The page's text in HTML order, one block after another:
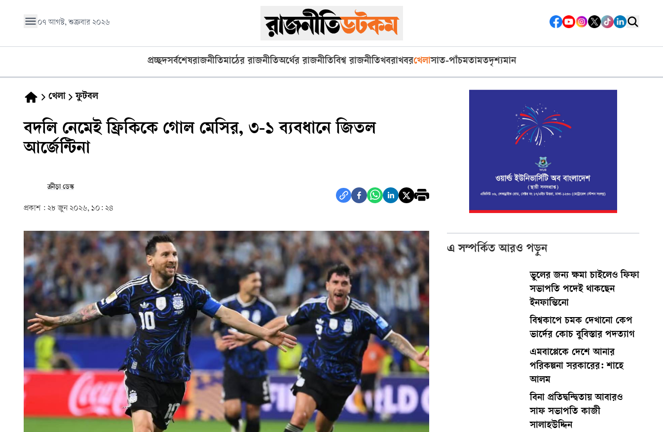
০৭ আগস্ট, শুক্রবার ২০২৬
প্রচ্ছদসর্বশেষরাজনীতিমাঠের রাজনীতিঅর্থের রাজনীতিবিশ্ব রাজনীতিখবরাখবরখেলাসাত-পাঁচমতামতদৃশ্যমান
খেলা ফুটবল
বদলি নেমেই ফ্রিকিকে গোল মেসির, ৩-১ ব্যবধানে জিতল
আর্জেন্টিনা
ক্রীড়া ডেস্ক
প্রকাশ : ২৮ জুন ২০২৬, ১০: ২৪
এ সম্পর্কিত আরও পড়ুন
ভুলের জন্য ক্ষমা চাইলেও ফিফা
সভাপতি পদেই থাকছেন
ইনফান্তিনো
বিশ্বকাপে চমক দেখানো কেপ
ভার্দের কোচ বুবিস্তার পদত্যাগ
এমবাপ্পেকে দেশে আনার
পরিকল্পনা সরকারের: শাহে
আলম
বিনা প্রতিদ্বন্দ্বিতায় আবারও
সাফ সভাপতি কাজী
সালাহউদ্দিন